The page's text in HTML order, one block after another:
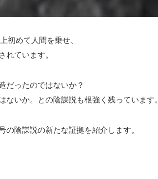
初めて人間を乗せ、
れています。
だったのではないか？
ないか。との陰謀説も根強く残っています。
の陰謀説の新たな証拠を紹介します。